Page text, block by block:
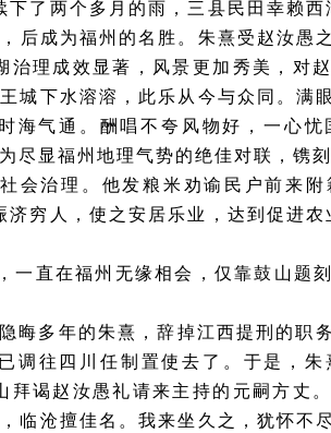
下了两个多月的雨，三县民田幸赖
后成为福州的名胜。朱熹受赵汝愚
治理成效显著，风景更加秀美，对
城下水溶溶，此乐从今与众同。满
海气通。酬唱不夸风物好，一心
尽显福州地理气势的绝佳对联，镌
会治理。他发粮米劝谕民户前来
济穷人，使之安居乐业，达到促进农
一直在福州无缘相会，仅靠鼓山题
晦多年的朱熹，辞掉江西提刑的职
调往四川任制置使去了。于是，
拜谒赵汝愚礼请来主持的元嗣方丈
临沧擅佳名。我来坐久之，犹怀不